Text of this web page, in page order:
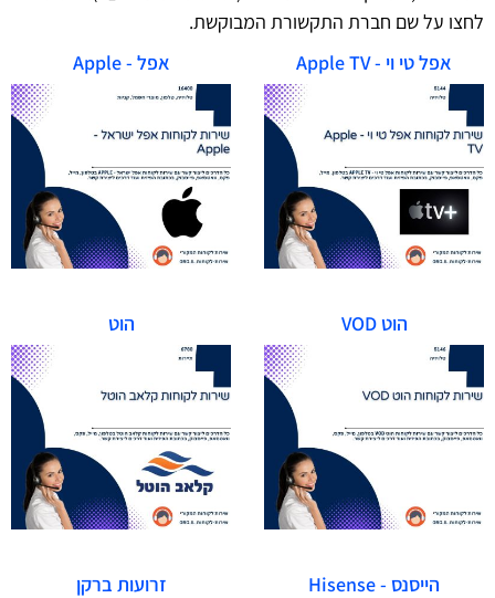
לחצו על שם חברת התקשורת המבוקשת.
אפל טי וי - Apple TV
אפל - Apple
הוט VOD הוט
הייסנס - Hisense זרועות ברקן